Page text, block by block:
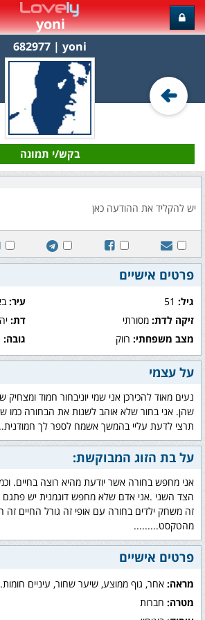
yoni
yoni‏ | 682977
בקש/י תמונה
פרטים אישיים
גיל: עיר:
זיקה לדת: מסורתי דת:
מצב משפחתי: רווק גובה:163 ס"מ
על עצמי
נעים מאוד להכירכן אני שמי יוניבחור חמוד
שהן. אני בחור שלא אוהב לשנות את הבחורה כמו
תרצי לדעת עליי בהמשך אשמח לספר לך
על בת הזוג המבוקשת:
אני מחפש בחורה אשר יודעת מהיא רוצה בחיים.
הצד השני .אני אדם שלא מחפש דוגמנית יש פתגם
זה משחק ילדים בחורה עם אופי זה גורל החיים זה
מהטקסט.........
פרטים אישיים
מראה: אחר, גוף ממוצע, שיער שחור, עיניים חומות.
מטרה: חברות